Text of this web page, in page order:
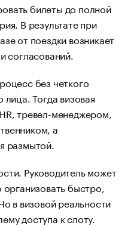
билеты до полной
В результате при
от поездки возникает
согласований.
без четкого
лица. Тогда визовая
тревел-менеджером,
а
размытой.
Руководитель может
быстро,
в визовой реальности
доступа к слоту.